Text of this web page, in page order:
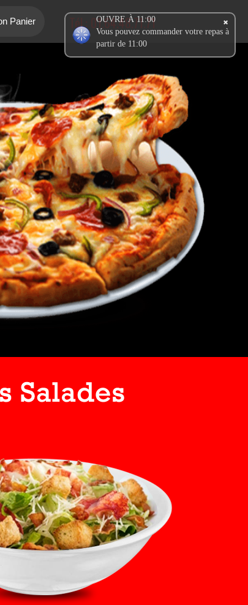
Panier Tél.: 01.64.48.71.71
OUVRE À 11:00
Vous pouvez commander votre repas à
partir de 11:00